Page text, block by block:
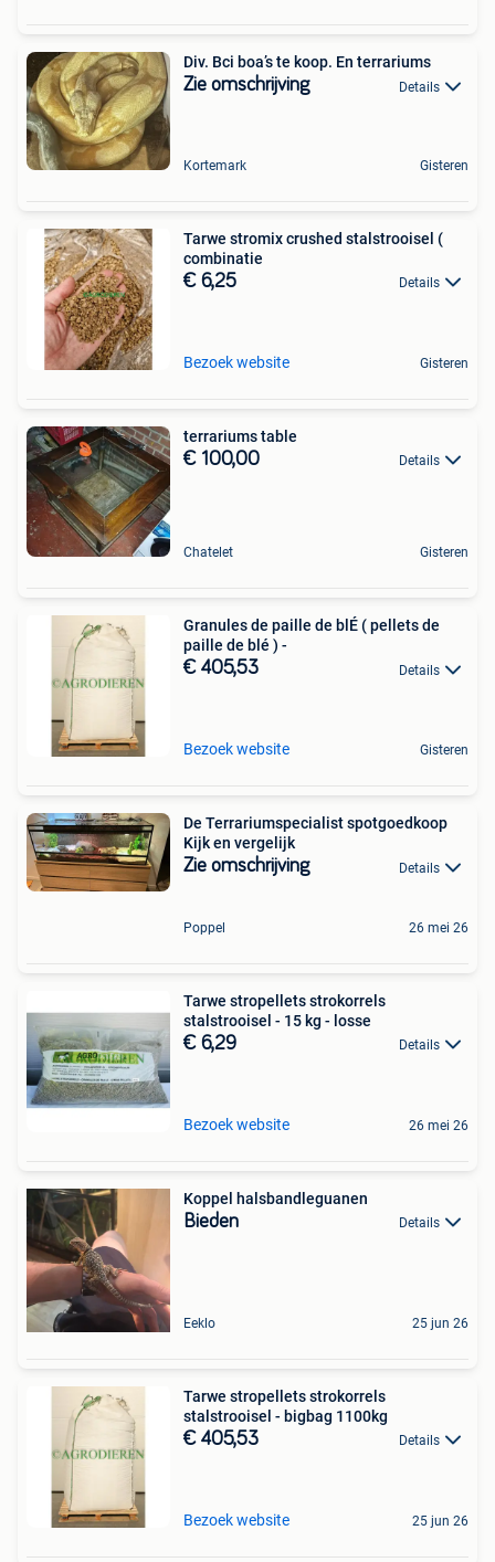
Div. Bci boa’s te koop. En terrariums
Zie omschrijving Details
Kortemark Gisteren
Tarwe stromix crushed stalstrooisel (
combinatie
€ 6,25 Details
Bezoek website Gisteren
terrariums table
€ 100,00 Details
Chatelet Gisteren
Granules de paille de blÉ ( pellets de
paille de blé ) -
€ 405,53 Details
Bezoek website Gisteren
De Terrariumspecialist spotgoedkoop
Kijk en vergelijk
Zie omschrijving Details
Poppel 26 mei 26
Tarwe stropellets strokorrels
stalstrooisel - 15 kg - losse
€ 6,29 Details
Bezoek website 26 mei 26
Koppel halsbandleguanen
Bieden Details
Eeklo 25 jun 26
Tarwe stropellets strokorrels
stalstrooisel - bigbag 1100kg
€ 405,53 Details
Bezoek website 25 jun 26